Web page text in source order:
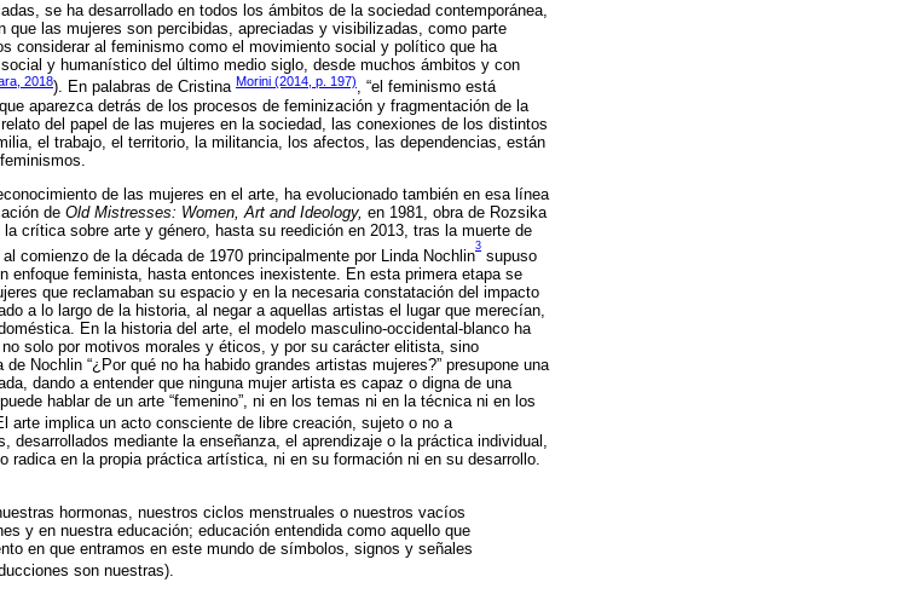
se ha desarrollado en todos los ámbitos de la sociedad contemporánea,
que las mujeres son percibidas, apreciadas y visibilizadas, como parte
considerar al feminismo como el movimiento social y político que ha
y humanístico del último medio siglo, desde muchos ámbitos y con
2018). En palabras de Cristina Morini (2014, p. 197), “el feminismo está
aparezca detrás de los procesos de feminización y fragmentación de la
del papel de las mujeres en la sociedad, las conexiones de los distintos
el trabajo, el territorio, la militancia, los afectos, las dependencias, están
de las mujeres en el arte, ha evolucionado también en esa línea
de Old Mistresses: Women, Art and Ideology, en 1981, obra de Rozsika
crítica sobre arte y género, hasta su reedición en 2013, tras la muerte de
comienzo de la década de 1970 principalmente por Linda Nochlin
3
supuso
enfoque feminista, hasta entonces inexistente. En esta primera etapa se
que reclamaban su espacio y en la necesaria constatación del impacto
a lo largo de la historia, al negar a aquellas artistas el lugar que merecían,
En la historia del arte, el modelo masculino-occidental-blanco ha
solo por motivos morales y éticos, y por su carácter elitista, sino
Nochlin “¿Por qué no ha habido grandes artistas mujeres?” presupone una
dando a entender que ninguna mujer artista es capaz o digna de una
hablar de un arte “femenino”, ni en los temas ni en la técnica ni en los
arte implica un acto consciente de libre creación, sujeto o no a
desarrollados mediante la enseñanza, el aprendizaje o la práctica individual,
radica en la propia práctica artística, ni en su formación ni en su desarrollo.
hormonas, nuestros ciclos menstruales o nuestros vacíos
y en nuestra educación; educación entendida como aquello que
en que entramos en este mundo de símbolos, signos y señales
son nuestras).